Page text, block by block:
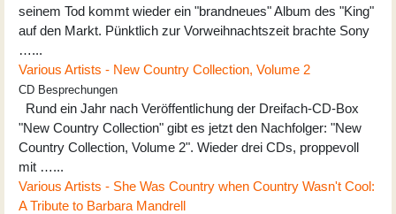
seinem Tod kommt wieder ein "brandneues" Album des "King"
auf den Markt. Pünktlich zur Vorweihnachtszeit brachte Sony
…...
Various Artists - New Country Collection, Volume 2
CD Besprechungen
Rund ein Jahr nach Veröffentlichung der Dreifach-CD-Box
"New Country Collection" gibt es jetzt den Nachfolger: "New
Country Collection, Volume 2". Wieder drei CDs, proppevoll
mit …...
Various Artists - She Was Country when Country Wasn't Cool:
A Tribute to Barbara Mandrell